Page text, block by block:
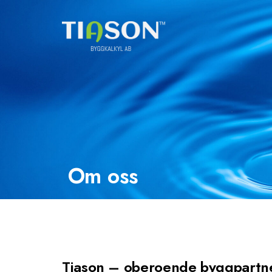
Om oss
Tiason – oberoende